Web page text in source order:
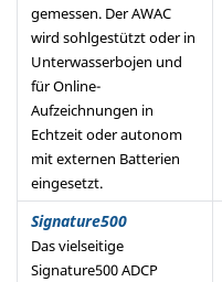
gemessen. Der AWAC
wird sohlgestützt oder in
Unterwasserbojen und
für Online-
Aufzeichnungen in
Echtzeit oder autonom
mit externen Batterien
eingesetzt.
Signature500
Das vielseitige
Signature500 ADCP